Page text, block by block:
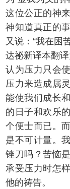
这位公正的神
神知道真正的
又说：“我在困
达祕新译本翻
认为压力只会
压力来造成属
能使我们成长
的日子和欢乐
个便士而已。
是不可计量。
锉刀吗？苦恼
承受压力时怎
他的祷告。